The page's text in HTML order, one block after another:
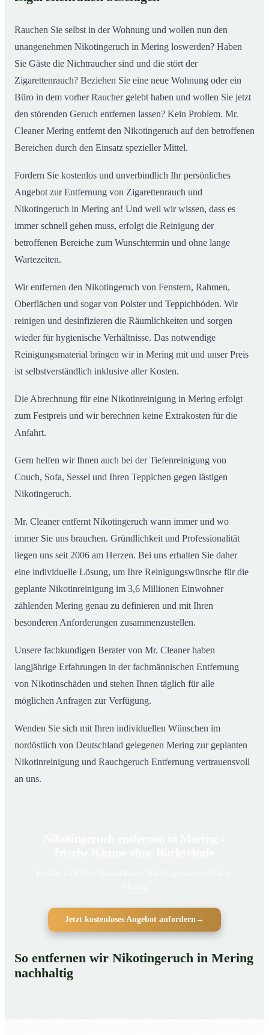
Rauchen Sie selbst in der Wohnung und wollen nun den
unangenehmen Nikotingeruch in Mering loswerden? Haben
Sie Gäste die Nichtraucher sind und die stört der
Zigarettenrauch? Beziehen Sie eine neue Wohnung oder ein
Büro in dem vorher Raucher gelebt haben und wollen Sie jetzt
den störenden Geruch entfernen lassen? Kein Problem. Mr.
Cleaner Mering entfernt den Nikotingeruch auf den betroffenen
Bereichen durch den Einsatz spezieller Mittel.
Fordern Sie kostenlos und unverbindlich Ihr persönliches
Angebot zur Entfernung von Zigarettenrauch und
Nikotingeruch in Mering an! Und weil wir wissen, dass es
immer schnell gehen muss, erfolgt die Reinigung der
betroffenen Bereiche zum Wunschtermin und ohne lange
Wartezeiten.
Wir entfernen den Nikotingeruch von Fenstern, Rahmen,
Oberflächen und sogar von Polster und Teppichböden. Wir
reinigen und desinfizieren die Räumlichkeiten und sorgen
wieder für hygienische Verhältnisse. Das notwendige
Reinigungsmaterial bringen wir in Mering mit und unser Preis
ist selbstverständlich inklusive aller Kosten.
Die Abrechnung für eine Nikotinreinigung in Mering erfolgt
zum Festpreis und wir berechnen keine Extrakosten für die
Anfahrt.
Gern helfen wir Ihnen auch bei der Tiefenreinigung von
Couch, Sofa, Sessel und Ihren Teppichen gegen lästigen
Nikotingeruch.
Mr. Cleaner entfernt Nikotingeruch wann immer und wo
immer Sie uns brauchen. Gründlichkeit und Professionalität
liegen uns seit 2006 am Herzen. Bei uns erhalten Sie daher
eine individuelle Lösung, um Ihre Reinigungswünsche für die
geplante Nikotinreinigung im 3,6 Millionen Einwohner
zählenden Mering genau zu definieren und mit Ihren
besonderen Anforderungen zusammenzustellen.
Unsere fachkundigen Berater von Mr. Cleaner haben
langjährige Erfahrungen in der fachmännischen Entfernung
von Nikotinschäden und stehen Ihnen täglich für alle
möglichen Anfragen zur Verfügung.
Wenden Sie sich mit Ihren individuellen Wünschen im
nordöstlich von Deutschland gelegenen Mering zur geplanten
Nikotinreinigung und Rauchgeruch Entfernung vertrauensvoll
an uns.
Jetzt kostenloses Angebot anfordern →
So entfernen wir Nikotingeruch in Mering
nachhaltig